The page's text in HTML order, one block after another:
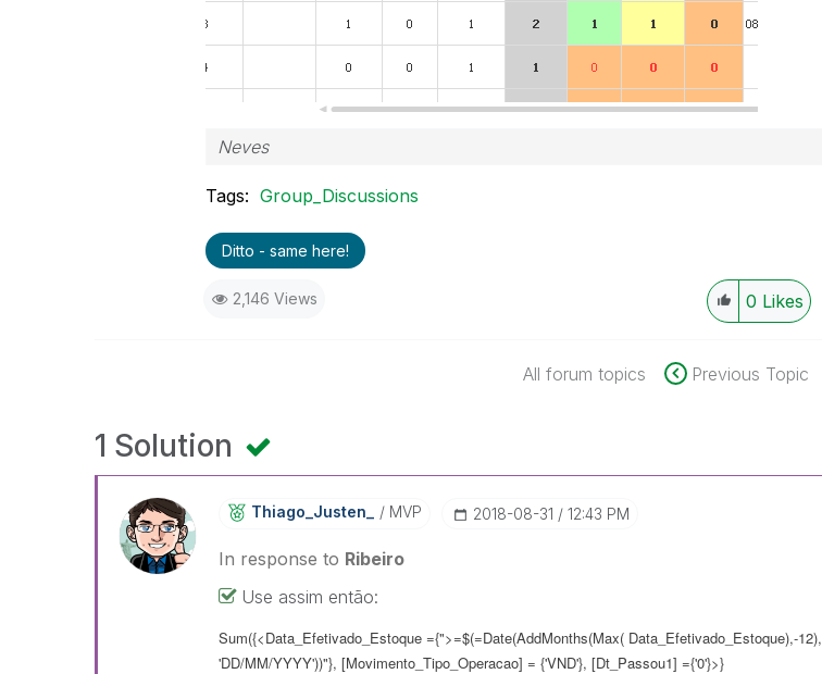
Neves
Tags: Group_Discussions
Ditto - same here!
2,146 Views 0 Likes
All forum topics Previous Topic
1 Solution
Thiago_Justen_ MVP ‎2018-08-31 12:43 PM
In response to Ribeiro
Use assim então:
Sum({<Data_Efetivado_Estoque ={">=$(=Date(AddMonths(Max( Data_Efetivado_Estoque),-12),
'DD/MM/YYYY'))"}, [Movimento_Tipo_Operacao] = {'VND'}, [Dt_Passou1] ={'0'}>}